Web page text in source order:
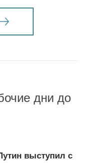
дни до
выступил с